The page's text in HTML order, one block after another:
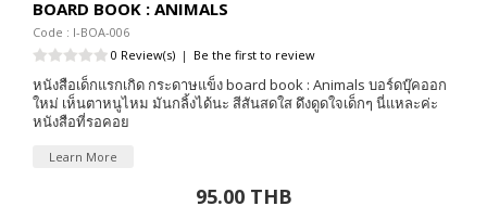
BOARD BOOK : ANIMALS
Code : I-BOA-006
0 Review(s) | Be the first to review
หนังสือเด็กแรกเกิด กระดาษแข็ง board book : Animals บอร์ดบุ๊คออก
ใหม่ เห็นตาหนูไหม มันกลิ้งได้นะ สีสันสดใส ดึงดูดใจเด็กๆ นี่แหละค่ะ
หนังสือที่รอคอย
Learn More
95.00 THB